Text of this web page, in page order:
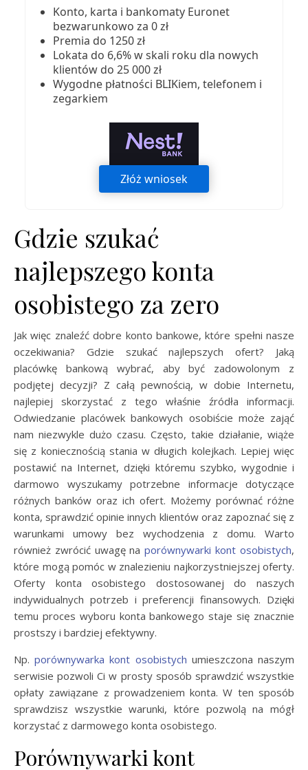
Konto, karta i bankomaty Euronet
bezwarunkowo za 0 zł
Premia do 1250 zł
Lokata do 6,6% w skali roku dla nowych
klientów do 25 000 zł
Wygodne płatności BLIKiem, telefonem i
zegarkiem
Złóż wniosek
Gdzie szukać
najlepszego konta
osobistego za zero
Jak więc znaleźć dobre konto bankowe, które spełni nasze
oczekiwania? Gdzie szukać najlepszych ofert? Jaką
placówkę bankową wybrać, aby być zadowolonym z
podjętej decyzji? Z całą pewnością, w dobie Internetu,
najlepiej skorzystać z tego właśnie źródła informacji.
Odwiedzanie placówek bankowych osobiście może zająć
nam niezwykle dużo czasu. Często, takie działanie, wiąże
się z koniecznością stania w długich kolejkach. Lepiej więc
postawić na Internet, dzięki któremu szybko, wygodnie i
darmowo wyszukamy potrzebne informacje dotyczące
różnych banków oraz ich ofert. Możemy porównać różne
konta, sprawdzić opinie innych klientów oraz zapoznać się z
warunkami umowy bez wychodzenia z domu. Warto
również zwrócić uwagę naporównywarki kont osobistych,
które mogą pomóc w znalezieniu najkorzystniejszej oferty.
Oferty konta osobistego dostosowanej do naszych
indywidualnych potrzeb i preferencji finansowych. Dzięki
temu proces wyboru konta bankowego staje się znacznie
prostszy i bardziej efektywny.
Np.porównywarka kont osobistych umieszczona naszym
serwisie pozwoli Ci w prosty sposób sprawdzić wszystkie
opłaty zawiązane z prowadzeniem konta. W ten sposób
sprawdzisz wszystkie warunki, które pozwolą na mógł
korzystać z darmowego konta osobistego.
Porównywarki kont